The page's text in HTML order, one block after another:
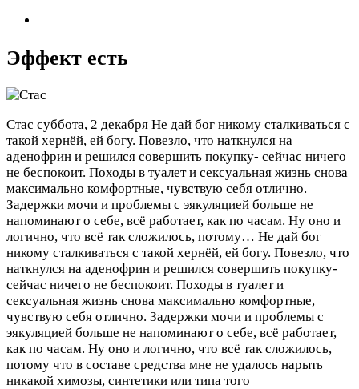
Эффект есть
Стас суббота, 2 декабря Не дай бог никому сталкиваться с
такой хернёй, ей богу. Повезло, что наткнулся на
аденофрин и решился совершить покупку- сейчас ничего
не беспокоит. Походы в туалет и сексуальная жизнь снова
максимально комфортные, чувствую себя отлично.
Задержки мочи и проблемы с эякуляцией больше не
напоминают о себе, всё работает, как по часам. Ну оно и
логично, что всё так сложилось, потому… Не дай бог
никому сталкиваться с такой хернёй, ей богу. Повезло, что
наткнулся на аденофрин и решился совершить покупку-
сейчас ничего не беспокоит. Походы в туалет и
сексуальная жизнь снова максимально комфортные,
чувствую себя отлично. Задержки мочи и проблемы с
эякуляцией больше не напоминают о себе, всё работает,
как по часам. Ну оно и логично, что всё так сложилось,
потому что в составе средства мне не удалось нарыть
никакой химозы, синтетики или типа того